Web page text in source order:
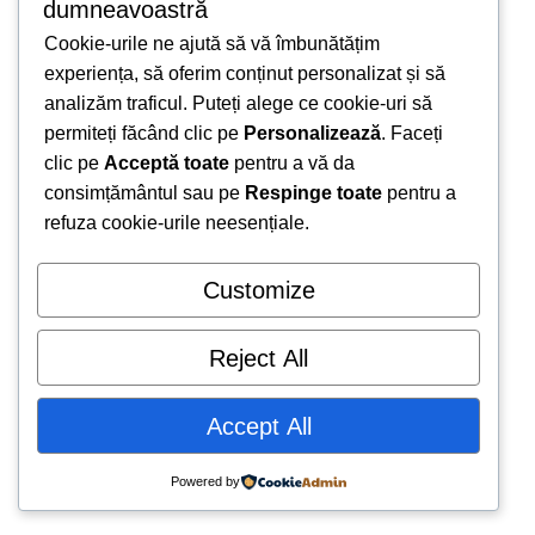
© Copyright 2025, SFB All Rights Reserved.
dumneavoastră
Cookie-urile ne ajută să vă îmbunătățim
experiența, să oferim conținut personalizat și să
analizăm traficul. Puteți alege ce cookie-uri să
permiteți făcând clic pe Personalizează. Faceți
clic pe Acceptă toate pentru a vă da
consimțământul sau pe Respinge toate pentru a
refuza cookie-urile neesențiale.
Customize
Reject All
Accept All
Powered by